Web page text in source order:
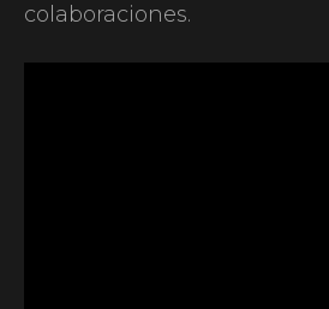
colaboraciones.